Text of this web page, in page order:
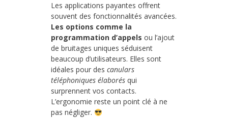
Les applications payantes offrent
souvent des fonctionnalités avancées.
Les options comme la
programmation d’appels ou l’ajout
de bruitages uniques séduisent
beaucoup d’utilisateurs. Elles sont
idéales pour des canulars
téléphoniques élaborés qui
surprennent vos contacts.
L’ergonomie reste un point clé à ne
pas négliger.